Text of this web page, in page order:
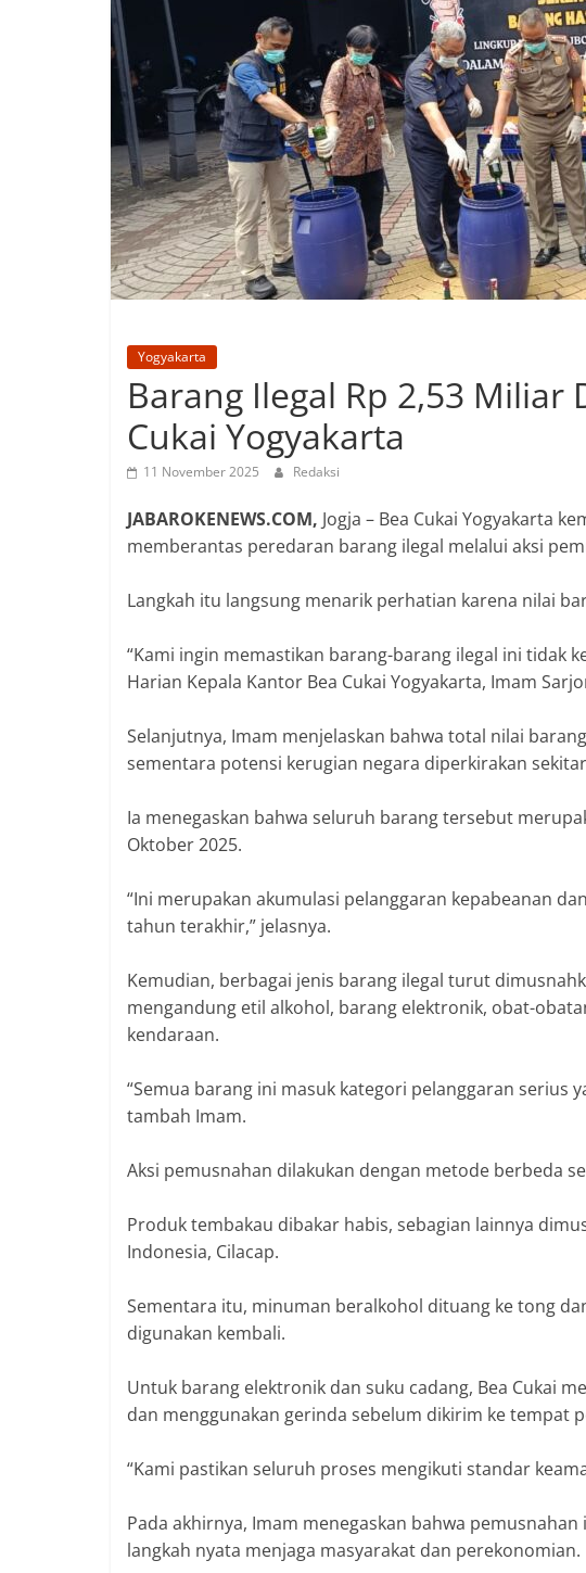
Yogyakarta
Barang Ilegal Rp 2,53 Miliar
Cukai Yogyakarta
11 November 2025 Redaksi
‎JABAROKENEWS.COM, Jogja – Bea Cukai Yogyakarta
memberantas peredaran barang ilegal melalui aksi
‎Langkah itu langsung menarik perhatian karena nilai
‎“Kami ingin memastikan barang-barang ilegal ini tidak
Harian Kepala Kantor Bea Cukai Yogyakarta, Imam
‎Selanjutnya, Imam menjelaskan bahwa total nilai
sementara potensi kerugian negara diperkirakan
‎Ia menegaskan bahwa seluruh barang tersebut
Oktober 2025.
‎“Ini merupakan akumulasi pelanggaran kepabeanan
tahun terakhir,” jelasnya.
‎Kemudian, berbagai jenis barang ilegal turut
mengandung etil alkohol, barang elektronik, obat-
kendaraan.
‎“Semua barang ini masuk kategori pelanggaran serius
tambah Imam.
‎Aksi pemusnahan dilakukan dengan metode berbeda
‎Produk tembakau dibakar habis, sebagian lainnya
Indonesia, Cilacap.
‎Sementara itu, minuman beralkohol dituang ke tong
digunakan kembali.
‎Untuk barang elektronik dan suku cadang, Bea Cukai
dan menggunakan gerinda sebelum dikirim ke tempat
‎“Kami pastikan seluruh proses mengikuti standar
‎Pada akhirnya, Imam menegaskan bahwa
langkah nyata menjaga masyarakat dan perekonomian.